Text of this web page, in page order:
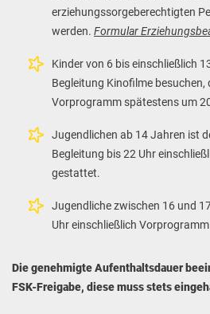
erziehungssorgeberechtigten
werden. Formular
Kinder von 6 bis einschließlich
Begleitung Kinofilme besuchen,
Vorprogramm spätestens um
Jugendlichen ab 14 Jahren ist
Begleitung bis 22 Uhr
gestattet.
Jugendliche zwischen 16 und
Uhr einschließlich
Die genehmigte Aufenthaltsdauer
FSK-Freigabe, diese muss stets